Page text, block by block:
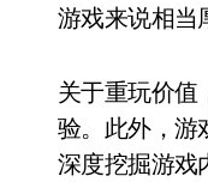
游戏来说相当
关于重玩价值
验。此外，游
深度挖掘游戏